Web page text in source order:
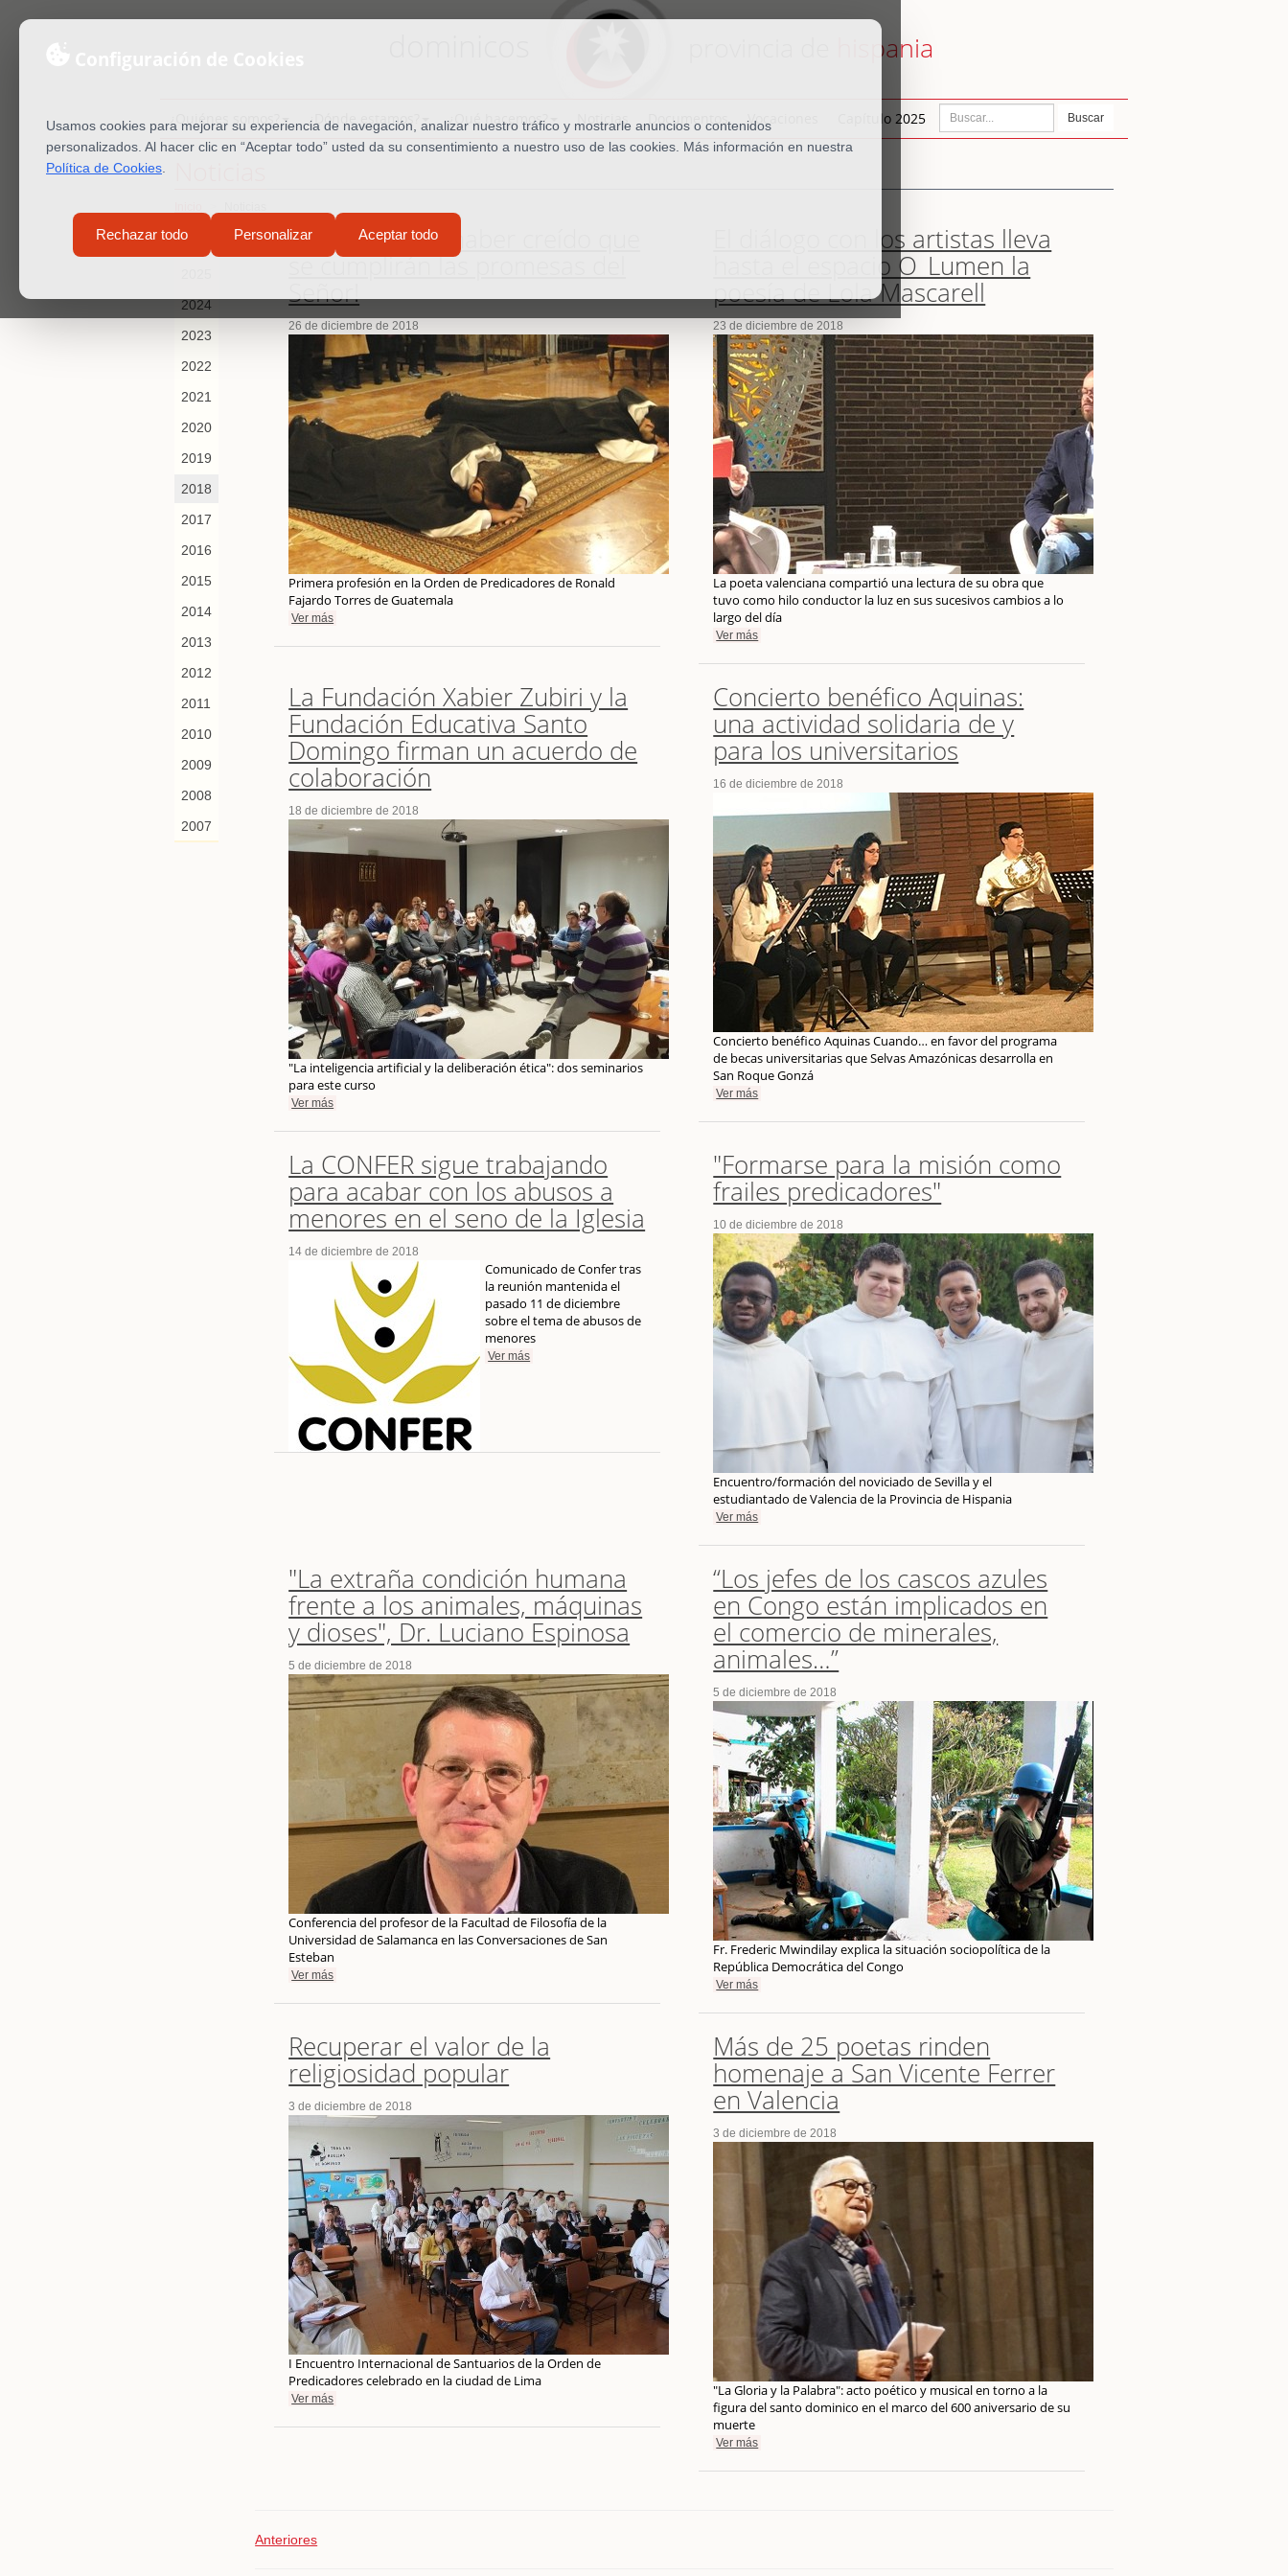
Usamos cookies para mejorar su experiencia de navegación, analizar nuestro tráfico y mostrarle anuncios o contenidos
personalizados. Al hacer clic en “Aceptar todo” usted da su consentimiento a nuestro uso de las cookies. Más información en nuestra
Política de Cookies
Rechazar todo Personalizar Aceptar todo
hispania
¿Quiénes somos? ¿Dónde estamos? ¿Qué hacemos? Noticias Documentos Vocaciones Capítulo 2025 Buscar
2026
2024
2023
2022
2021
2020
2019
2018
2017
2016
2015
2014
2013
2012
2011
2010
2009
2008
2007
¡Feliz de ti por haber creído que
se cumplirán las promesas del
Señor!
26 de diciembre de 2018
Primera profesión en la Orden de Predicadores de Ronald
Fajardo Torres de Guatemala
Ver más
El diálogo con los artistas lleva
hasta el espacio O_Lumen la
poesía de Lola Mascarell
23 de diciembre de 2018
La poeta valenciana compartió una lectura de su obra que
tuvo como hilo conductor la luz en sus sucesivos cambios a lo
largo del día
Ver más
La Fundación Xabier Zubiri y la
Fundación Educativa Santo
Domingo firman un acuerdo de
colaboración
18 de diciembre de 2018
"La inteligencia artificial y la deliberación ética": dos seminarios
para este curso
Ver más
Concierto benéfico Aquinas:
una actividad solidaria de y
para los universitarios
16 de diciembre de 2018
Concierto benéfico Aquinas Cuando… en favor del programa
de becas universitarias que Selvas Amazónicas desarrolla en
San Roque Gonzá
Ver más
La CONFER sigue trabajando
para acabar con los abusos a
menores en el seno de la Iglesia
14 de diciembre de 2018
Comunicado de Confer tras
la reunión mantenida el
pasado 11 de diciembre
sobre el tema de abusos de
menores
Ver más
"Formarse para la misión como
frailes predicadores"
10 de diciembre de 2018
Encuentro/formación del noviciado de Sevilla y el
estudiantado de Valencia de la Provincia de Hispania
Ver más
"La extraña condición humana
frente a los animales, máquinas
y dioses", Dr. Luciano Espinosa
5 de diciembre de 2018
Conferencia del profesor de la Facultad de Filosofía de la
Universidad de Salamanca en las Conversaciones de San
Esteban
Ver más
“Los jefes de los cascos azules
en Congo están implicados en
el comercio de minerales,
animales…”
5 de diciembre de 2018
Fr. Frederic Mwindilay explica la situación sociopolítica de la
República Democrática del Congo
Ver más
Recuperar el valor de la
religiosidad popular
3 de diciembre de 2018
I Encuentro Internacional de Santuarios de la Orden de
Predicadores celebrado en la ciudad de Lima
Ver más
Más de 25 poetas rinden
homenaje a San Vicente Ferrer
en Valencia
3 de diciembre de 2018
"La Gloria y la Palabra": acto poético y musical en torno a la
figura del santo dominico en el marco del 600 aniversario de su
muerte
Ver más
Anteriores